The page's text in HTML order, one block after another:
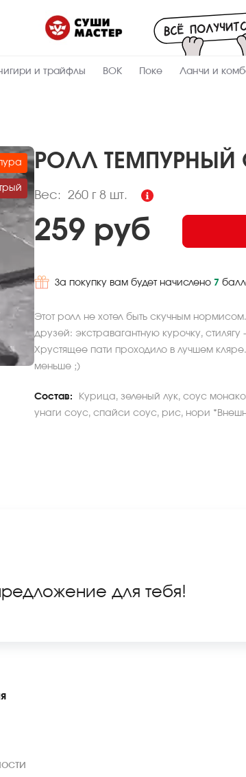
и трайфлы ВОК Поке Ланчи и
РОЛЛ ТЕМПУРНЫЙ
Вес: 260 г8 шт.
Пищевая
260 Вес, г
270.6 Ккал
259 руб
За покупку вам будет начислено 7
Этот ролл не хотел быть скучным
друзей: экстравагантную курочку,
Хрустящее пати проходило в лучшем
меньше ;)
Состав:
Курица, зеленый лук, соус
унаги соус, спайси соус, рис, нори
для тебя!